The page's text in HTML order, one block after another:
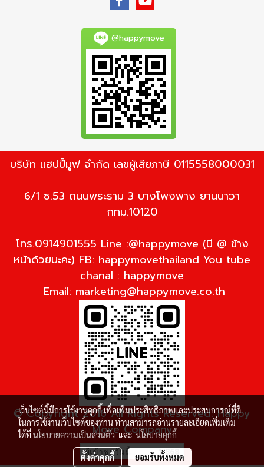
@happymove
บริษัท แฮปปี้มูฟ จำกัด เลขผู้เสียภาษี 0115558000031
6/1 ซ.53 ถนนพระราม 3 บางโพงพาง ยานนาวา
กทม.10120
โทร.0914901555 Line :@happymove (มี @ ข้าง
หน้าด้วยนะคะ) FB: happymovethailand You tube
chanal : happymove
Email: marketing@happymove.co.th
© Copyright 2016 All Rights Reserved. Happy
Move Company
ผู้เข้าชมวันนี้ 1,868
เว็บไซต์นี้มีการใช้งานคุกกี้ เพื่อเพิ่มประสิทธิภาพและประสบการณ์ที่ดี
ในการใช้งานเว็บไซต์ของท่าน ท่านสามารถอ่านรายละเอียดเพิ่มเติม
ได้ที่นโยบายความเป็นส่วนตัวและนโยบายคุกกี้
ตั้งค่าคุกกี้ ยอมรับทั้งหมด